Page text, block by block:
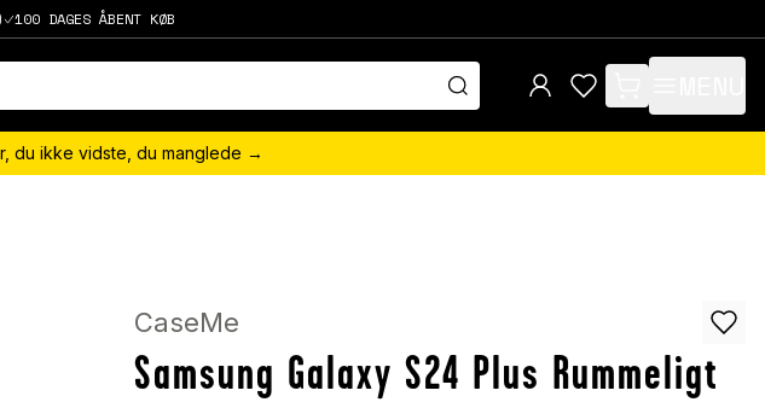
100 DAGES ÅBENT KØB
items in cart, view
du ikke vidste, du manglede →
CaseMe
Samsung Galaxy S24 Plus Rummeligt